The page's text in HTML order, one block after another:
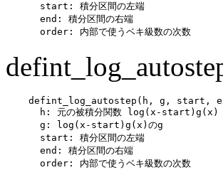
      start: 積分区間の左端
      end: 積分区間の右端
defint_log_autostep(h, g, start,
      h: 元の被積分関数 log(x-start)g(x)
      g: log(x-start)g(x)のg
      start: 積分区間の左端
      end: 積分区間の右端
      order: 内部で使うベキ級数の次数